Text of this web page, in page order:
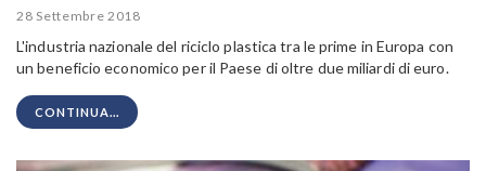
28 Settembre 2018
L'industria nazionale del riciclo plastica tra le prime in Europa con
un beneficio economico per il Paese di oltre due miliardi di euro.
CONTINUA...